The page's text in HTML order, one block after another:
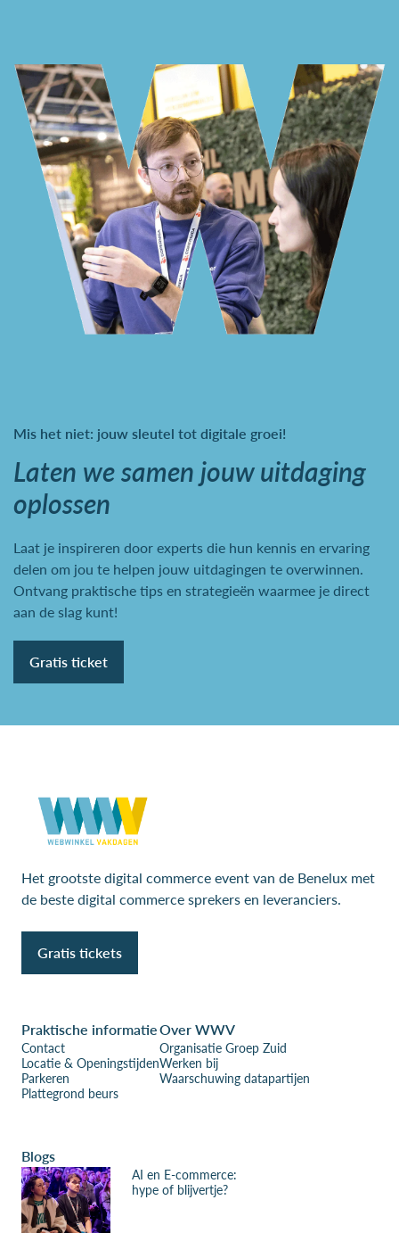
Mis het niet: jouw sleutel tot digitale groei!
Laten we samen jouw uitdaging
oplossen
Laat je inspireren door experts die hun kennis en ervaring
delen om jou te helpen jouw uitdagingen te overwinnen.
Ontvang praktische tips en strategieën waarmee je direct
aan de slag kunt!
Gratis ticket
Het grootste digital commerce event van de Benelux met
de beste digital commerce sprekers en leveranciers.
Gratis tickets
Praktische informatie
Contact
Locatie & Openingstijden
Parkeren
Plattegrond beurs
Over WWV
Organisatie Groep Zuid
Werken bij
Waarschuwing datapartijen
Blogs
AI en E-commerce:
hype of blijvertje?